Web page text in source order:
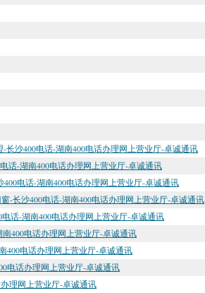
长沙400电话-湖南400电话办理网上营业厅-卓诚通讯
话-湖南400电话办理网上营业厅-卓诚通讯
电话-湖南400电话办理网上营业厅-卓诚通讯
-长沙400电话-湖南400电话办理网上营业厅-卓诚通讯
话-湖南400电话办理网上营业厅-卓诚通讯
400电话办理网上营业厅-卓诚通讯
400电话办理网上营业厅-卓诚通讯
电话办理网上营业厅-卓诚通讯
理网上营业厅-卓诚通讯